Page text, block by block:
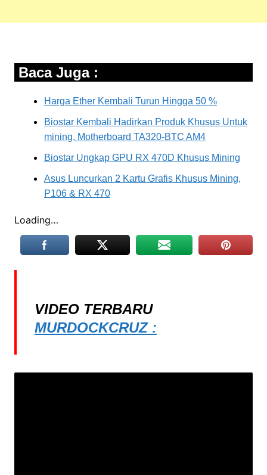
Baca Juga :
Harga Ether Kembali Turun Hingga 50 %
Biostar Kembali Hadirkan Produk Khusus Untuk
mining, Motherboard TA320-BTC AM4
Biostar Ungkap GPU RX 470D Khusus Mining
Asus Luncurkan 2 Kartu Grafis Khusus Mining,
P106 & RX 470
Loading…
VIDEO TERBARU
MURDOCKCRUZ :